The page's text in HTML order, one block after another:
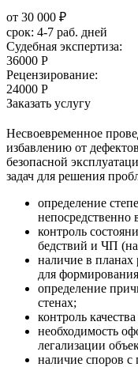
от 30 000 ₽
cрок: 4-7 раб. дней
Судебная экспертиза:
36000 Р
Рецензирование:
24000 Р
Заказать услугу
Несвоевременное
избавлению от
безопасной
задач для решения
определение
непосредственно
контроль
бедствий и ЧП
наличие в планах
для
определение
стенах;
контроль
необходимость
легализации
наличие споров с